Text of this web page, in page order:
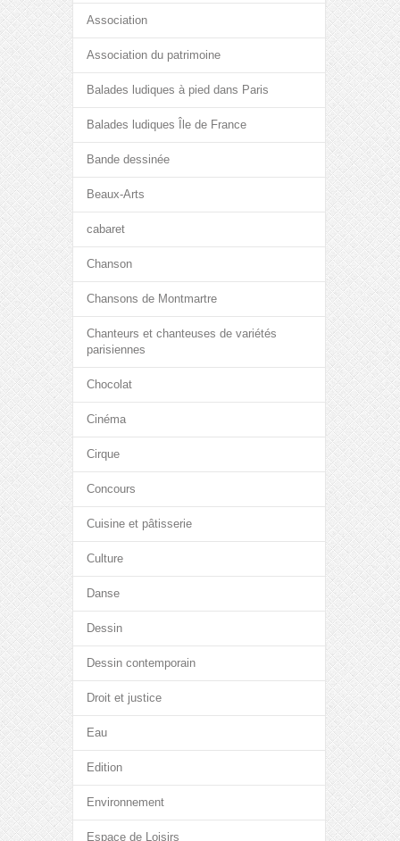
Association
Association du patrimoine
Balades ludiques à pied dans Paris
Balades ludiques Île de France
Bande dessinée
Beaux-Arts
cabaret
Chanson
Chansons de Montmartre
Chanteurs et chanteuses de variétés
parisiennes
Chocolat
Cinéma
Cirque
Concours
Cuisine et pâtisserie
Culture
Danse
Dessin
Dessin contemporain
Droit et justice
Eau
Edition
Environnement
Espace de Loisirs